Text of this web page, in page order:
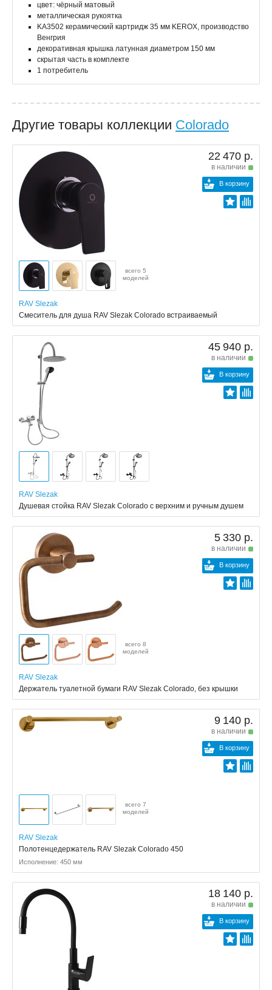
цвет: чёрный матовый
металлическая рукоятка
KA3502 керамический картридж 35 мм KEROX, производство
Венгрия
декоративная крышка латунная диаметром 150 мм
скрытая часть в комплекте
1 потребитель
Другие товары коллекции Colorado
22 470 р.
в наличии
В корзину
всего 5
моделей
RAV Slezak
Смеситель для душа RAV Slezak Colorado встраиваемый
45 940 р.
в наличии
В корзину
RAV Slezak
Душевая стойка RAV Slezak Colorado с верхним и ручным душем
5 330 р.
в наличии
В корзину
всего 8
моделей
RAV Slezak
Держатель туалетной бумаги RAV Slezak Colorado, без крышки
9 140 р.
в наличии
В корзину
всего 7
моделей
RAV Slezak
Полотенцедержатель RAV Slezak Colorado 450
Исполнение: 450 мм
18 140 р.
в наличии
В корзину